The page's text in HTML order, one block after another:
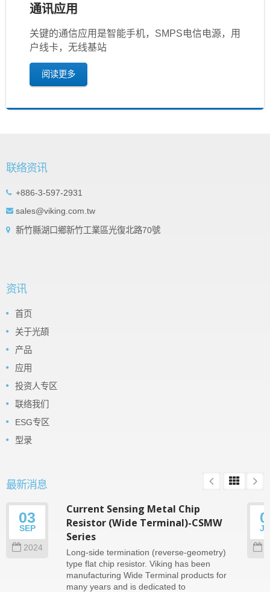
通讯应用
关键的通信应用是智能手机，SMPS电信电源，用
户线卡，无线基站
阅读更多
联络资讯
+886-3-597-2931
sales@viking.com.tw
新竹縣湖口鄉新竹工業區光復北路70號
资讯
首页
关于光頡
产品
应用
投资人专区
联络我们
ESG专区
型录
最新消息
03
SEP
2024
Current Sensing Metal Chip
Resistor (Wide Terminal)-CSMW
Series
Long-side termination (reverse-geometry)
type flat chip resistor. Viking has been
manufacturing Wide Terminal products for
many years and is dedicated to